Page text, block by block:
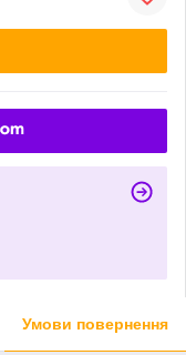
Умови повернення